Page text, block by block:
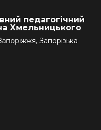
педагогічний
Хмельницького
Запорізька